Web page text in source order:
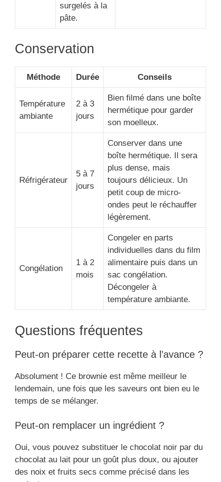
surgelés à la
pâte.
Conservation
Méthode Durée Conseils
Température
ambiante
2 à 3
jours
Bien filmé dans une boîte
hermétique pour garder
son moelleux.
Réfrigérateur
5 à 7
jours
Conserver dans une
boîte hermétique. Il sera
plus dense, mais
toujours délicieux. Un
petit coup de micro-
ondes peut le réchauffer
légèrement.
Congélation
1 à 2
mois
Congeler en parts
individuelles dans du film
alimentaire puis dans un
sac congélation.
Décongeler à
température ambiante.
Questions fréquentes
Peut-on préparer cette recette à l’avance ?
Absolument ! Ce brownie est même meilleur le
lendemain, une fois que les saveurs ont bien eu le
temps de se mélanger.
Peut-on remplacer un ingrédient ?
Oui, vous pouvez substituer le chocolat noir par du
chocolat au lait pour un goût plus doux, ou ajouter
des noix et fruits secs comme précisé dans les